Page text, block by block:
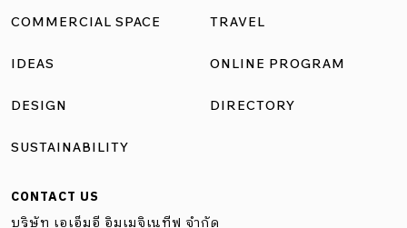
COMMERCIAL SPACE
IDEAS
DESIGN
SUSTAINABILITY
TRAVEL
ONLINE PROGRAM
DIRECTORY
CONTACT US
บริษัท เอเอ็มอี อิมเมจิเนทีฟ จำกัด